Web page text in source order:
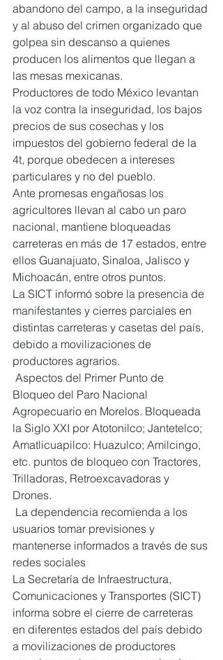
abandono del campo, a la inseguridad
y al abuso del crimen organizado que
golpea sin descanso a quienes
producen los alimentos que llegan a
las mesas mexicanas.
Productores de todo México levantan
la voz contra la inseguridad, los bajos
precios de sus cosechas y los
impuestos del gobierno federal de la
4t, porque obedecen a intereses
particulares y no del pueblo.
Ante promesas engañosas los
agricultores llevan al cabo un paro
nacional, mantiene bloqueadas
carreteras en más de 17 estados, entre
ellos Guanajuato, Sinaloa, Jalisco y
Michoacán, entre otros puntos.
La SICT informó sobre la presencia de
manifestantes y cierres parciales en
distintas carreteras y casetas del país,
debido a movilizaciones de
productores agrarios.
Aspectos del Primer Punto de
Bloqueo del Paro Nacional
Agropecuario en Morelos. Bloqueada
la Siglo XXI por Atotonilco; Jantetelco;
Amatlicuapilco: Huazulco; Amilcingo,
etc. puntos de bloqueo con Tractores,
Trilladoras, Retroexcavadoras y
Drones.
La dependencia recomienda a los
usuarios tomar previsiones y
mantenerse informados a través de sus
redes sociales
La Secretaría de Infraestructura,
Comunicaciones y Transportes (SICT)
informa sobre el cierre de carreteras
en diferentes estados del país debido
a movilizaciones de productores